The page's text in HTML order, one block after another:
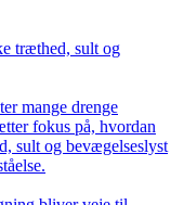
træthed, sult og
mange drenge
fokus på, hvordan
sult og bevægelseslyst